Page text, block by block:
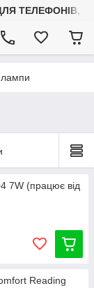
ТЕЛЕФОНІВ,
лампи
7W (працює від
Reading